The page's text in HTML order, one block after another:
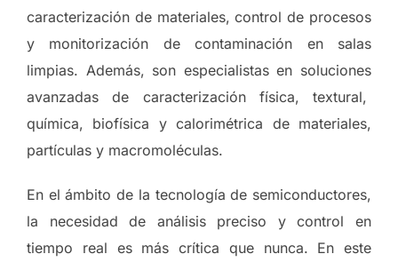
caracterización de materiales, control de procesos
y monitorización de contaminación en salas
limpias. Además, son especialistas en soluciones
avanzadas de caracterización física, textural,
química, biofísica y calorimétrica de materiales,
partículas y macromoléculas.
En el ámbito de la tecnología de semiconductores,
la necesidad de análisis preciso y control en
tiempo real es más crítica que nunca. En este